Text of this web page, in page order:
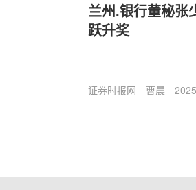
兰州.银行董秘张
跃升奖
证券时报网 曹晨